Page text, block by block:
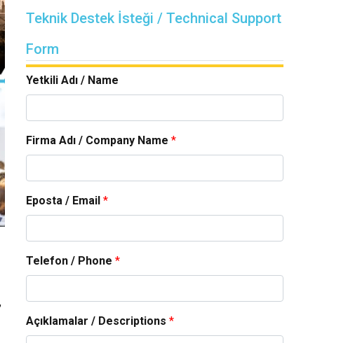
Teknik Destek İsteği / Technical Support
Form
Yetkili Adı / Name
Firma Adı / Company Name *
Eposta / Email *
Telefon / Phone *
Açıklamalar / Descriptions *